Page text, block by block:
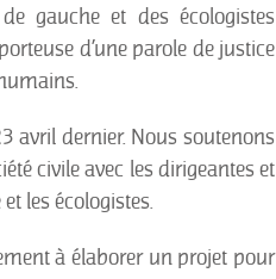
gauche et des écologistes
d’une parole de justice
avril dernier. Nous soutenons
civile avec les dirigeantes et
les écologistes.
à élaborer un projet pour